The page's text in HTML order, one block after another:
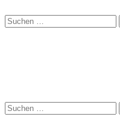
Suchen
nach:
Suchen
nach: